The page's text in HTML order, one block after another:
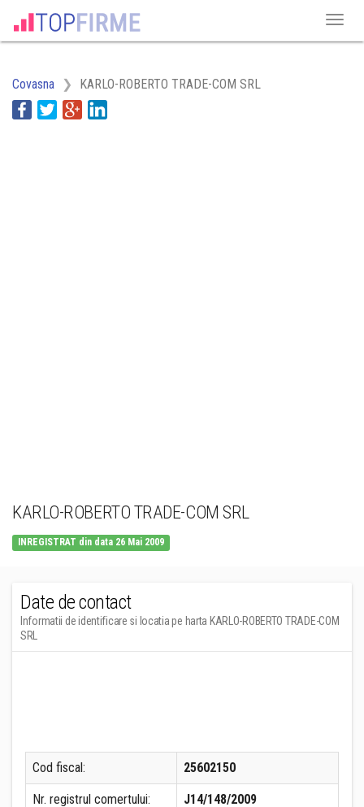
Covasna KARLO-ROBERTO TRADE-COM SRL
KARLO-ROBERTO TRADE-COM SRL
INREGISTRAT din data 26 Mai 2009
Date de contact
Informatii de identificare si locatia pe harta KARLO-ROBERTO TRADE-COM
SRL
Cod fiscal: 25602150
Nr. registrul comertului: J14/148/2009